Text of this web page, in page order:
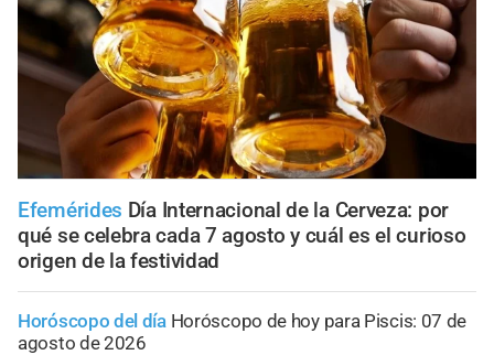
Efemérides Día Internacional de la Cerveza: por
qué se celebra cada 7 agosto y cuál es el curioso
origen de la festividad
Horóscopo del día Horóscopo de hoy para Piscis: 07 de
agosto de 2026